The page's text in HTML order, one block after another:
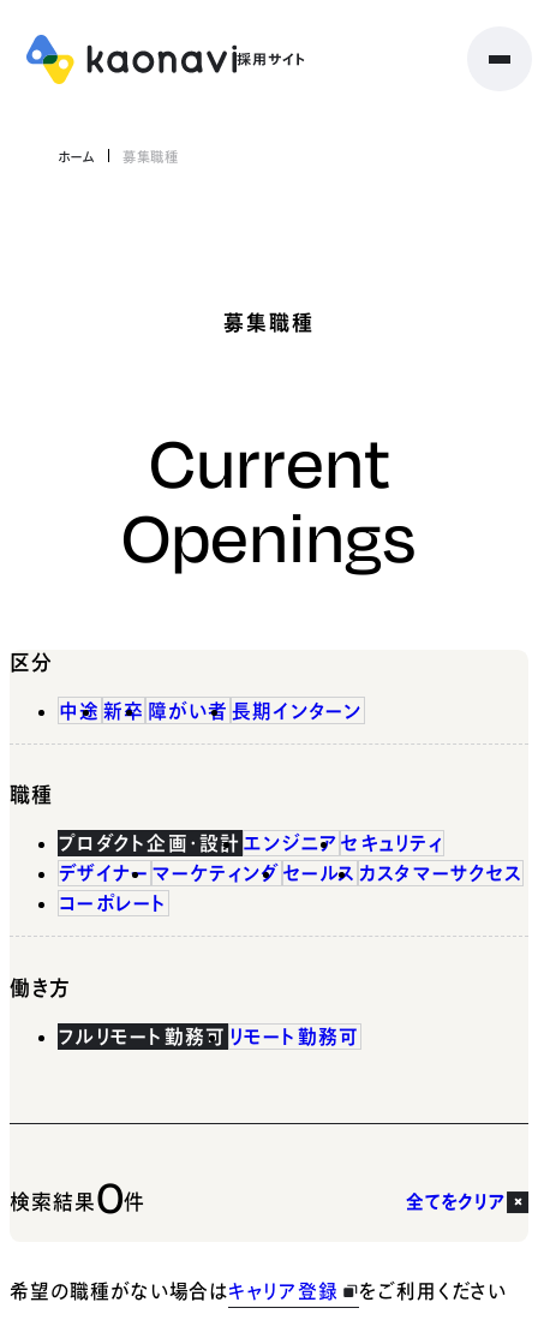
ホーム 募集職種
募集職種
Current
Openings
区分
中途 新卒 障がい者 長期インターン
職種
プロダクト企画・設計 エンジニア セキュリティ
デザイナー マーケティング セールス カスタマーサクセス
コーポレート
働き方
フルリモート勤務可 リモート勤務可
検索結果0件 全てをクリア
希望の職種がない場合はキャリア登録 をご利用ください